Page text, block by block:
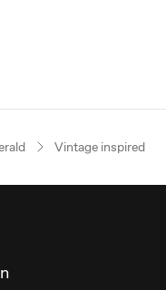
Vintage inspired